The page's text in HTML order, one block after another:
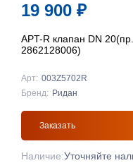
19 900 ₽
APT-R клапан DN
2862128006)
Арт: 003Z5702R
Бренд: Ридан
Заказать
Наличие:Уточняйте